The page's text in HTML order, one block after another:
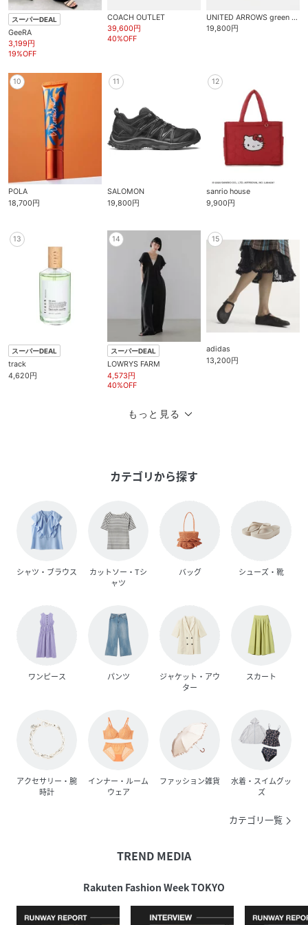
スーパーDEAL
GeeRA
3,199円
19%OFF
COACH OUTLET
39,600円
40%OFF
UNITED ARROWS green label relaxing
19,800円
10
POLA
18,700円
11
SALOMON
19,800円
12
sanrio house
9,900円
13
スーパーDEAL
track
4,620円
14
スーパーDEAL
LOWRYS FARM
4,573円
40%OFF
15
adidas
13,200円
もっと見る
カテゴリから探す
シャツ・ブラウス
カットソー・Tシ
ャツ
バッグ シューズ・靴
ワンピース パンツ
ジャケット・アウ
ター
スカート
アクセサリー・腕
時計
インナー・ルーム
ウェア
ファッション雑貨
水着・スイムグッ
ズ
カテゴリ一覧
TREND MEDIA
Rakuten Fashion Week TOKYO